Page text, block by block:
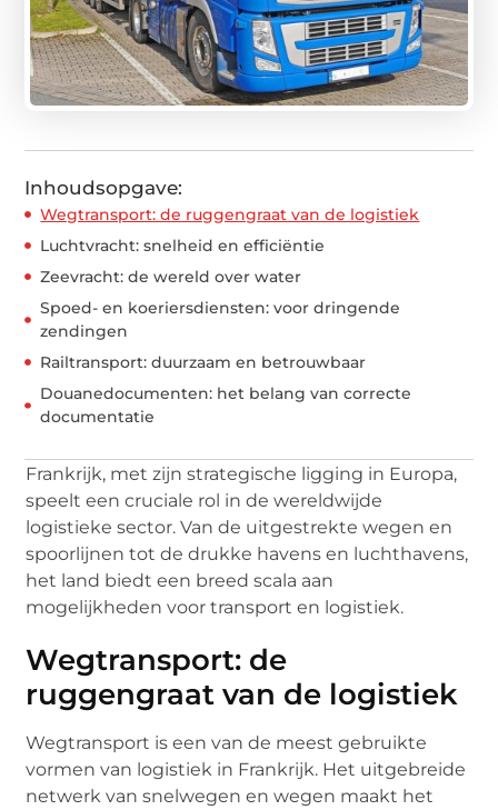
Inhoudsopgave:
Wegtransport: de ruggengraat van de logistiek
Luchtvracht: snelheid en efficiëntie
Zeevracht: de wereld over water
Spoed- en koeriersdiensten: voor dringende
zendingen
Railtransport: duurzaam en betrouwbaar
Douanedocumenten: het belang van correcte
documentatie
Frankrijk, met zijn strategische ligging in Europa,
speelt een cruciale rol in de wereldwijde
logistieke sector. Van de uitgestrekte wegen en
spoorlijnen tot de drukke havens en luchthavens,
het land biedt een breed scala aan
mogelijkheden voor transport en logistiek.
Wegtransport: de
ruggengraat van de logistiek
Wegtransport is een van de meest gebruikte
vormen van logistiek in Frankrijk. Het uitgebreide
netwerk van snelwegen en wegen maakt het